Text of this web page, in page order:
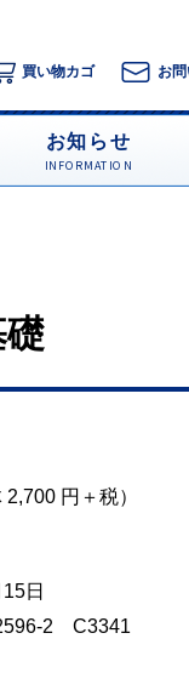
買い物カゴ お
お知らせ
INFORMATION
円＋税）
日
2 C3341